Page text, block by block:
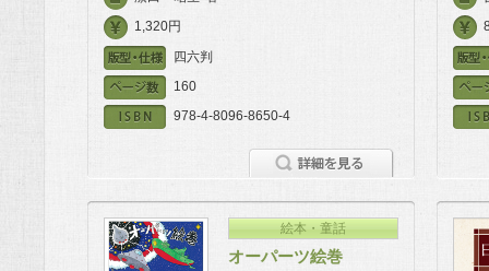
1,320円
四六判
160
978-4-8096-8650-4
絵本・童話
オーパーツ絵巻